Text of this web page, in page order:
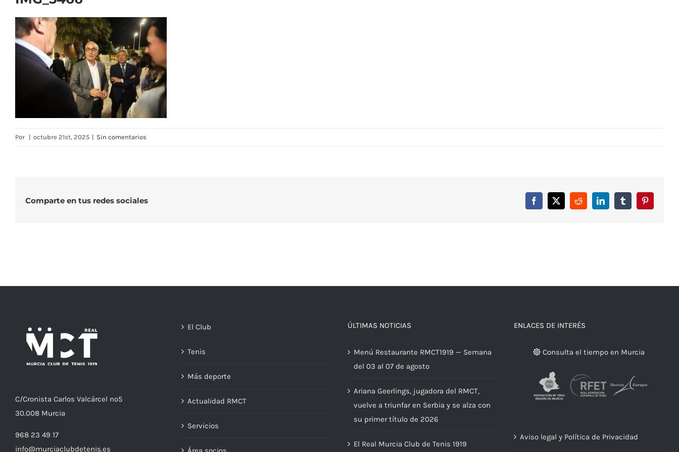
Por | octubre 21st, 2025 | Sin comentarios
Comparte en tus redes sociales Facebook
X RedditLinkedInTumblrPinterest
C/Cronista Carlos Valcárcel nº5
30.008 Murcia
968 23 49 17
info@murciaclubdetenis.es
El Club
Tenis
Más deporte
Actualidad RMCT
Servicios
ÚLTIMAS NOTICIAS
Menú Restaurante RMCT1919 — Semana
del 03 al 07 de agosto
Ariana Geerlings, jugadora del RMCT,
vuelve a triunfar en Serbia y se alza con
su primer título de 2026
El Real Murcia Club de Tenis 1919
ENLACES DE INTERÉS
Consulta el tiempo en Murcia
Aviso legal y Política de Privacidad